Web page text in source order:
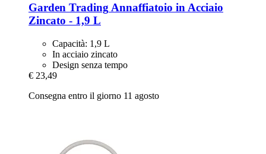
Garden Trading Annaffiatoio in Acciaio
Zincato -​ 1,9 L
Capacità: 1,9 L
In acciaio zincato
Design senza tempo
€ 23,49
Consegna entro il giorno 11 agosto